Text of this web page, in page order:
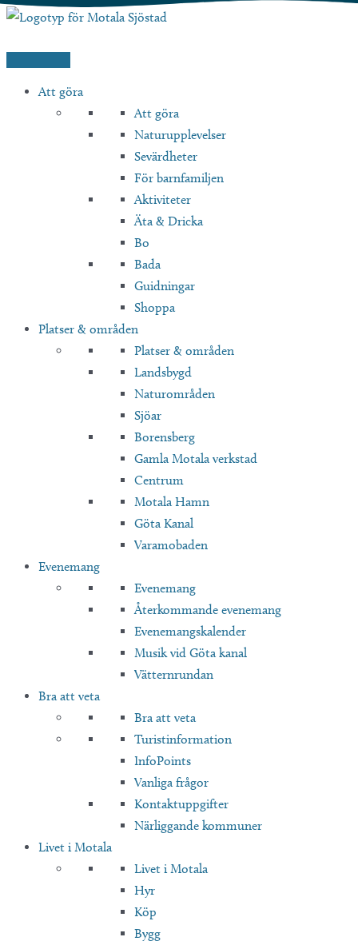
Hoppa
Att göra
Att göra
Naturupplevelser
Sevärdheter
För barnfamiljen
Aktiviteter
Äta & Dricka
Bo
Bada
Guidningar
Shoppa
Platser & områden
Platser & områden
Landsbygd
Naturområden
Sjöar
Borensberg
Gamla Motala verkstad
Centrum
Motala Hamn
Göta Kanal
Varamobaden
Evenemang
Evenemang
Återkommande evenemang
Evenemangskalender
Musik vid Göta kanal
Vätternrundan
Bra att veta
Bra att veta
Turistinformation
InfoPoints
Vanliga frågor
Kontaktuppgifter
Närliggande kommuner
Livet i Motala
Livet i Motala
Hyr
Köp
Bygg